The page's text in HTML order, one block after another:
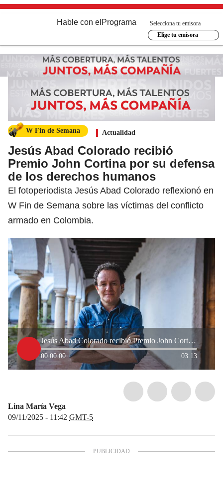
Hable con el Programa
Selecciona tu emisora
Elige tu emisora
W Fin de Semana Actualidad
Jesús Abad Colorado recibió
Premio John Cortina por su defensa
de los derechos humanos
El fotoperiodista Jesús Abad Colorado reflexionó en
W Fin de Semana sobre las víctimas del conflicto
armado en Colombia.
Jesús Abad Colorado recibió Premio John Cortina por su defensa de los derechos humanos
00:00:00 03:13
Lina María Vega
09/11/2025 - 11:42 GMT-5